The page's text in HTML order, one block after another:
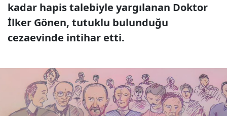
kadar hapis talebiyle yargılanan Doktor
İlker Gönen, tutuklu bulunduğu
cezaevinde intihar etti.